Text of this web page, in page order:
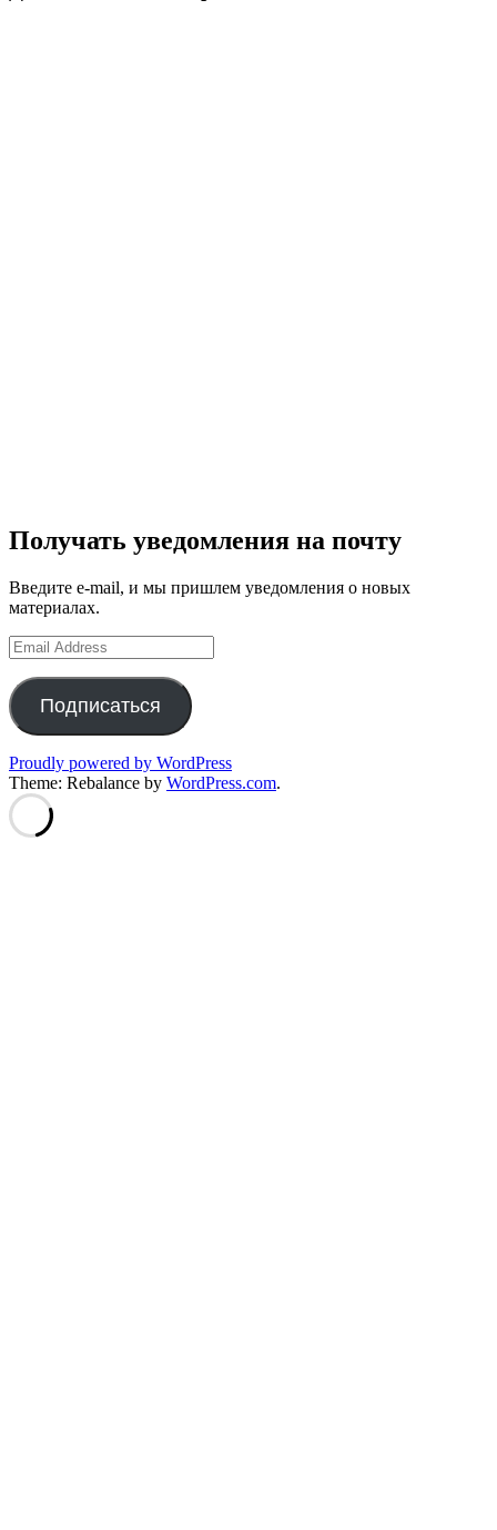
Получать уведомления на почту
Введите e-mail, и мы пришлем уведомления о новых
материалах.
Email
Address
Подписаться
Proudly powered by WordPress
Theme: Rebalance by WordPress.com.